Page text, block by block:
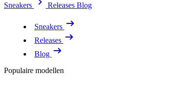
Sneakers
Releases Blog
Sneakers
Releases
Blog
Populaire modellen